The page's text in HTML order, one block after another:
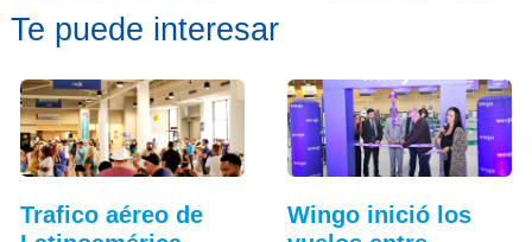
Te puede interesar
Trafico aéreo de
Wingo inició los